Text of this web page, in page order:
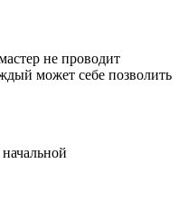
не проводит
может себе позволить